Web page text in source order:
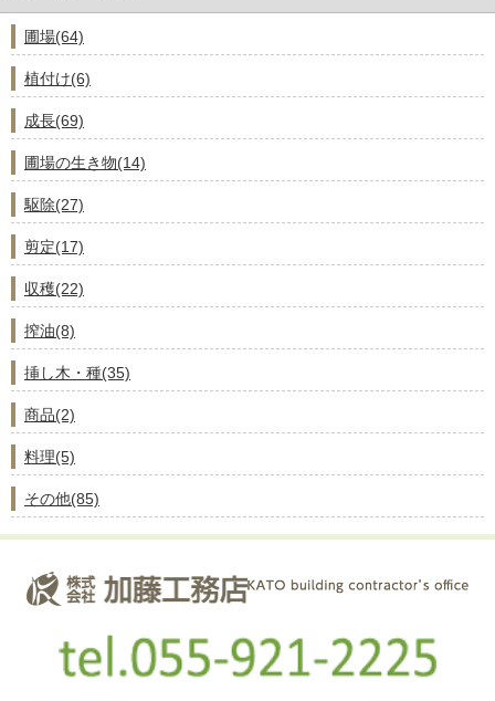
圃場(64)
植付け(6)
成長(69)
圃場の生き物(14)
駆除(27)
剪定(17)
収穫(22)
搾油(8)
挿し木・種(35)
商品(2)
料理(5)
その他(85)